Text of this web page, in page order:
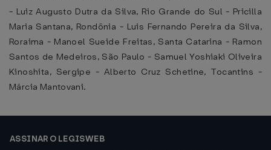
- Luiz Augusto Dutra da Silva, Rio Grande do Sul - Pricilla
Maria Santana, Rondônia - Luis Fernando Pereira da Silva,
Roraima - Manoel Sueide Freitas, Santa Catarina - Ramon
Santos de Medeiros, São Paulo - Samuel Yoshiaki Oliveira
Kinoshita, Sergipe - Alberto Cruz Schetine, Tocantins -
Márcia Mantovani.
ASSINAR O LEGISWEB